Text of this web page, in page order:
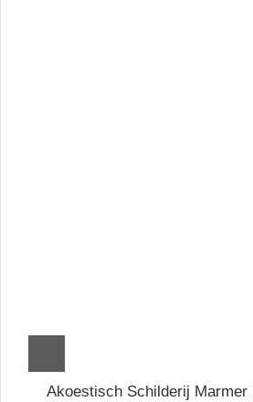
Akoestisch Schilderij Marmer